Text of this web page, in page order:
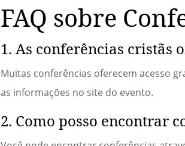
FAQ sobre
1. As conferências cristãs
Muitas conferências oferecem acesso
as informações no site do evento.
2. Como posso encontrar